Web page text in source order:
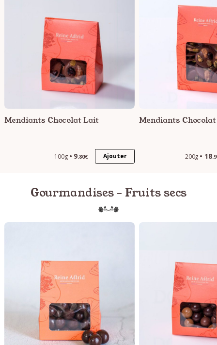
Mendiants Chocolat Lait
100g 9.80€ Ajouter
Mendiants
200g 18
Gourmandises - Fruits secs